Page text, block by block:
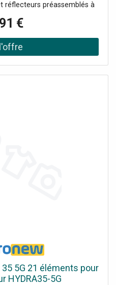
réflecteurs préassemblés à
déjà présente sur le
sans aucun outilUn soin
des matériaux pour
élevé, excellente
directivité.Support
€
35 5G 21 éléments pour
HYDRA35-5G